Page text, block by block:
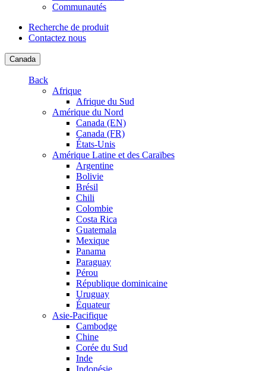
Communautés
Recherche de produit
Contactez nous
Canada
Back
Afrique
Afrique du Sud
Amérique du Nord
Canada (EN)
Canada (FR)
États-Unis
Amérique Latine et des Caraïbes
Argentine
Bolivie
Brésil
Chili
Colombie
Costa Rica
Guatemala
Mexique
Panama
Paraguay
Pérou
République dominicaine
Uruguay
Équateur
Asie-Pacifique
Cambodge
Chine
Corée du Sud
Inde
Indonésie